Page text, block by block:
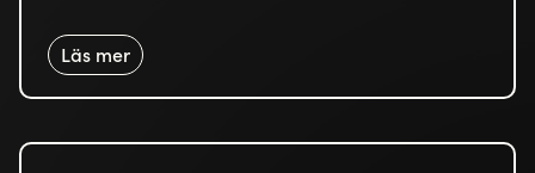
Läs mer